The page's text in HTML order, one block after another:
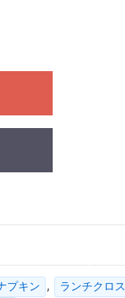
プキン , ランチクロス